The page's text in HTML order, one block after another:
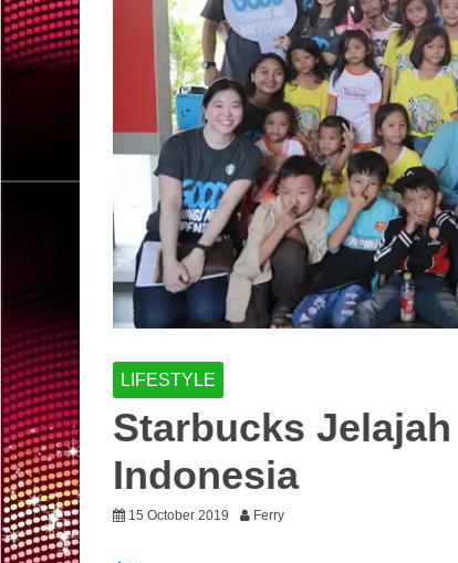
LIFESTYLE
Starbucks
Indonesia
15 October 2019 Ferry